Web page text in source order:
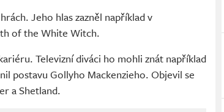
Jeho hlas zazněl například v
of the White Witch.
Televizní diváci ho mohli znát například
postavu Gollyho Mackenzieho. Objevil se
a Shetland.